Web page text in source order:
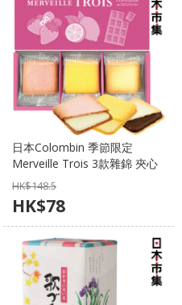
日本Colombin 季節限定
Merveille Trois 3款雜錦 夾心
恋人曲奇禮盒 (1盒12件)【市
集世界 - 日本市集】
HK$148.5
HK$78